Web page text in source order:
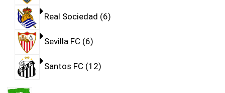
Real Sociedad 6
Sevilla FC 6
Santos FC 12